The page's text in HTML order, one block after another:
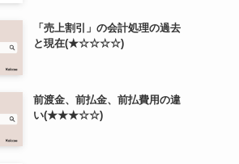
「売上割引」の会計処理の過去
と現在(★☆☆☆☆)
前渡金、前払金、前払費用の違
い(★★★☆☆)